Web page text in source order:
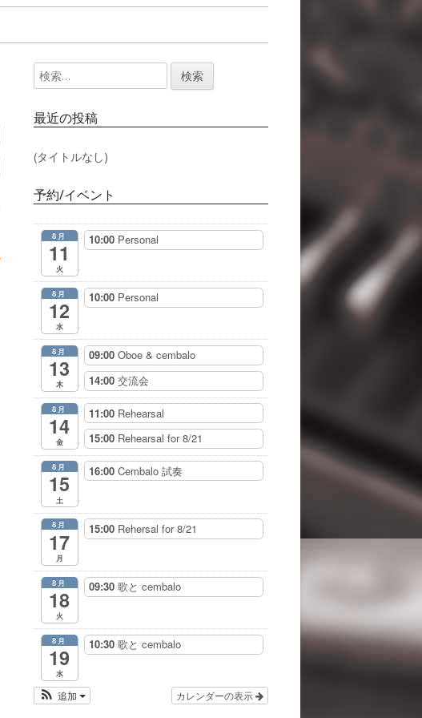
メ
イ
ン
サ
イ
ド
バ
検
索:
最近の投稿
(タイトルなし)
予約/イベント
8月
11
火
10:00 Personal
8月
12
水
10:00 Personal
8月
13
木
09:00 Oboe & cembalo
14:00 交流会
8月
14
金
11:00 Rehearsal
15:00 Rehearsal for 8/21
8月
15
土
16:00 Cembalo 試奏
8月
17
月
15:00 Rehersal for 8/21
8月
18
火
09:30 歌と cembalo
8月
19
水
10:30 歌と cembalo
カレンダーの表示
追加